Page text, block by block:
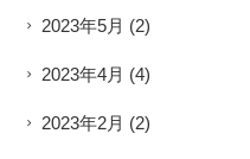
2023年5月 (2)
2023年4月 (4)
2023年2月 (2)